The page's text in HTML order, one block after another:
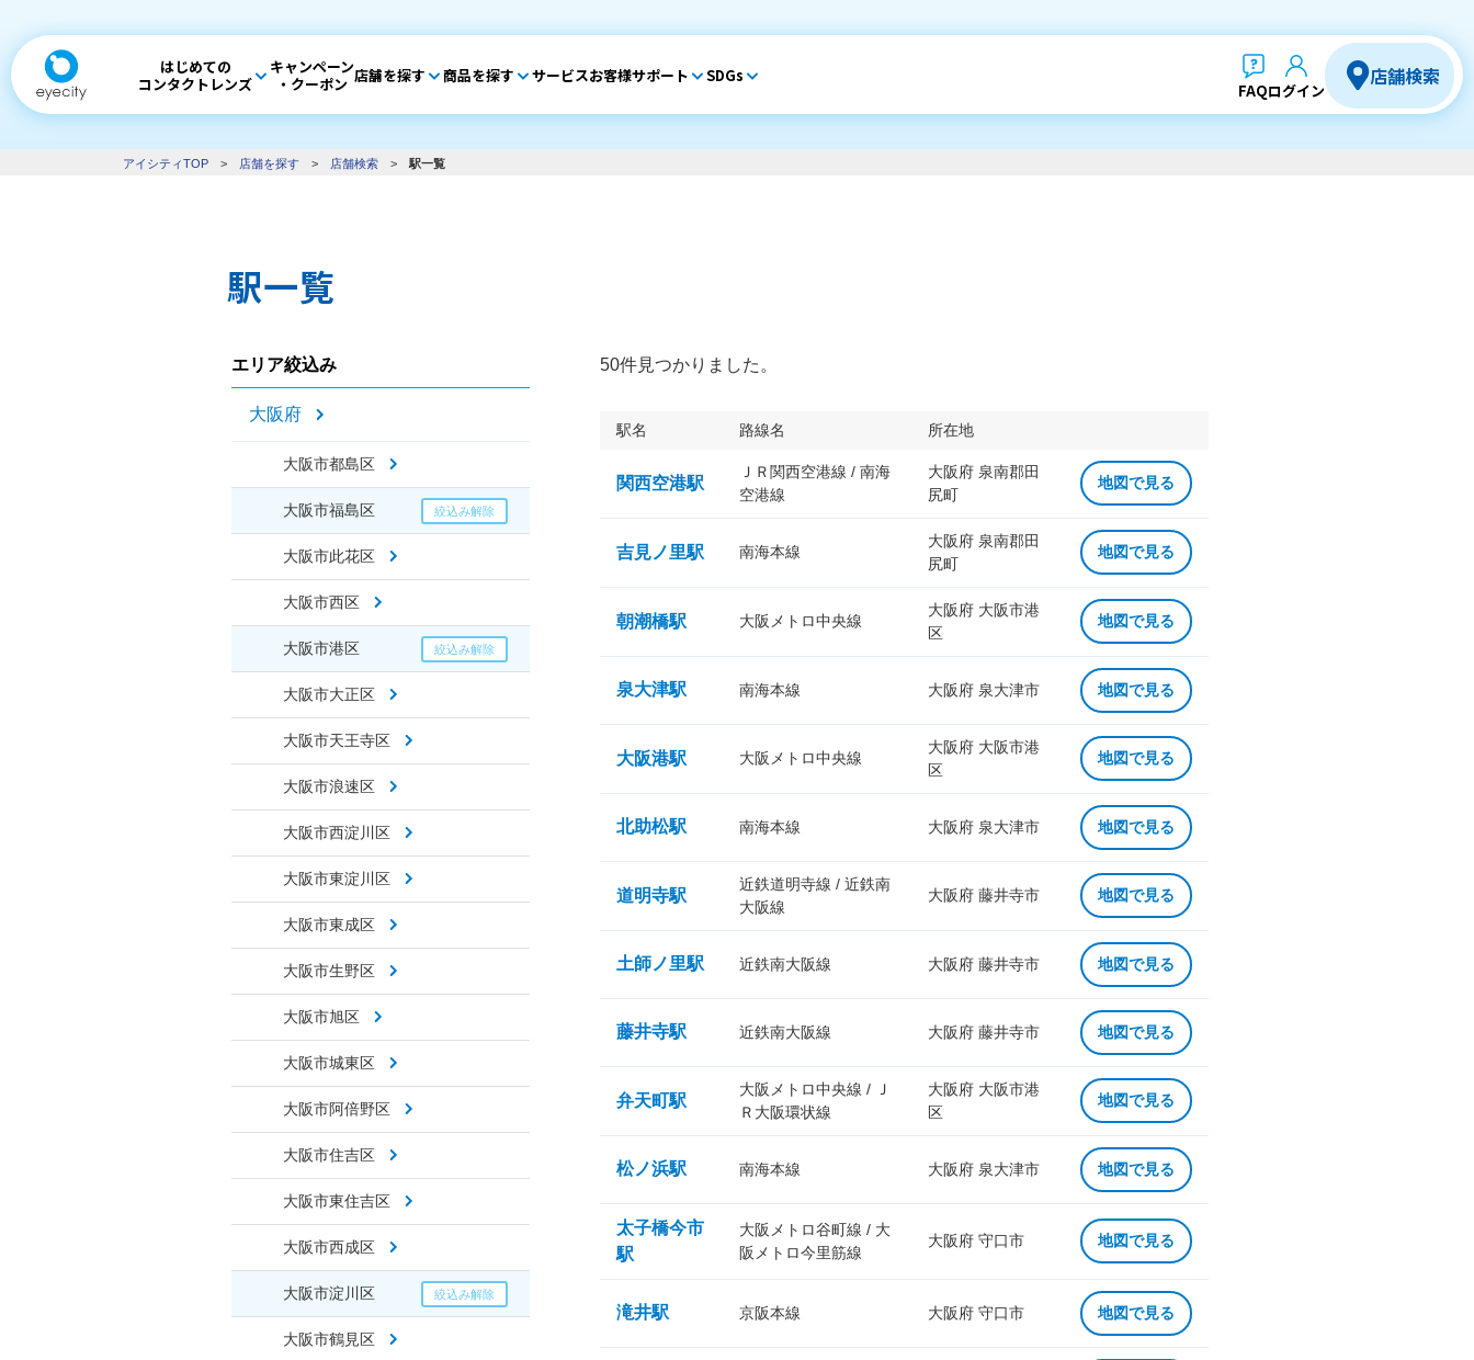
はじめての
コンタクトレンズ
キャンペーン
・クーポン 店舗を探す 商品を探す サービスお客様サポート SDGs
FAQログイン
店舗検索
アイシティTOP > 店舗を探す > 店舗検索 > 駅一覧
駅一覧
エリア絞込み
大阪府
大阪市都島区
大阪市福島区
大阪市此花区
大阪市西区
大阪市港区
大阪市大正区
大阪市天王寺区
大阪市浪速区
大阪市西淀川区
大阪市東淀川区
大阪市東成区
大阪市生野区
大阪市旭区
大阪市城東区
大阪市阿倍野区
大阪市住吉区
大阪市東住吉区
大阪市西成区
大阪市淀川区
大阪市鶴見区
50件見つかりました。
駅名 路線名 所在地
関西空港駅
ＪＲ関西空港線 / 南海
空港線
大阪府 泉南郡田
尻町
地図で見る
吉見ノ里駅 南海本線
大阪府 泉南郡田
尻町
地図で見る
朝潮橋駅 大阪メトロ中央線
大阪府 大阪市港
区
地図で見る
泉大津駅 南海本線 大阪府 泉大津市 地図で見る
大阪港駅 大阪メトロ中央線
大阪府 大阪市港
区
地図で見る
北助松駅 南海本線 大阪府 泉大津市 地図で見る
道明寺駅
近鉄道明寺線 / 近鉄南
大阪線
大阪府 藤井寺市 地図で見る
土師ノ里駅 近鉄南大阪線 大阪府 藤井寺市 地図で見る
藤井寺駅 近鉄南大阪線 大阪府 藤井寺市 地図で見る
弁天町駅
大阪メトロ中央線 / Ｊ
Ｒ大阪環状線
大阪府 大阪市港
区
地図で見る
松ノ浜駅 南海本線 大阪府 泉大津市 地図で見る
太子橋今市
駅
大阪メトロ谷町線 / 大
阪メトロ今里筋線
大阪府 守口市 地図で見る
滝井駅 京阪本線 大阪府 守口市 地図で見る